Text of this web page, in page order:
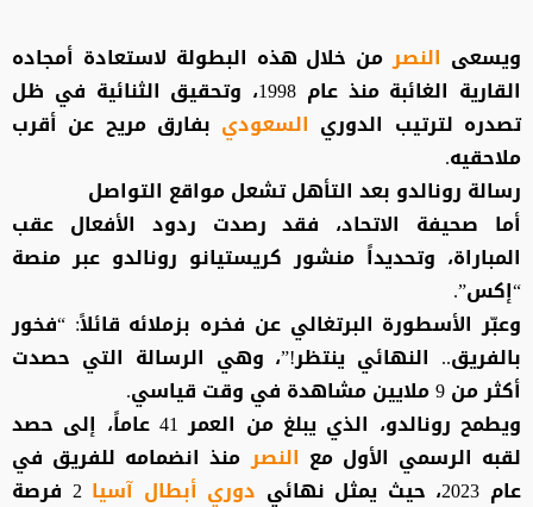
ويسعى النصر من خلال هذه البطولة لاستعادة أمجاده
القارية الغائبة منذ عام 1998، وتحقيق الثنائية في ظل
تصدره لترتيب الدوري السعودي بفارق مريح عن أقرب
ملاحقيه.
رسالة رونالدو بعد التأهل تشعل مواقع التواصل
أما صحيفة الاتحاد، فقد رصدت ردود الأفعال عقب
المباراة، وتحديداً منشور كريستيانو رونالدو عبر منصة
“إكس”.
وعبّر الأسطورة البرتغالي عن فخره بزملائه قائلاً: “فخور
بالفريق.. النهائي ينتظر!”، وهي الرسالة التي حصدت
أكثر من 9 ملايين مشاهدة في وقت قياسي.
ويطمح رونالدو، الذي يبلغ من العمر 41 عاماً، إلى حصد
لقبه الرسمي الأول مع النصر منذ انضمامه للفريق في
عام 2023، حيث يمثل نهائي
دوري أبطال آسيا 2 فرصة